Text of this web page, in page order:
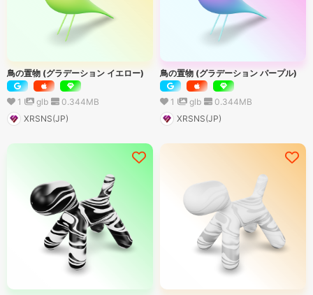
鳥の置物 (グラデーション イエロー)
1 glb 0.344MB
XRSNS(JP)
鳥の置物 (グラデーション パープル)
1 glb 0.344MB
XRSNS(JP)